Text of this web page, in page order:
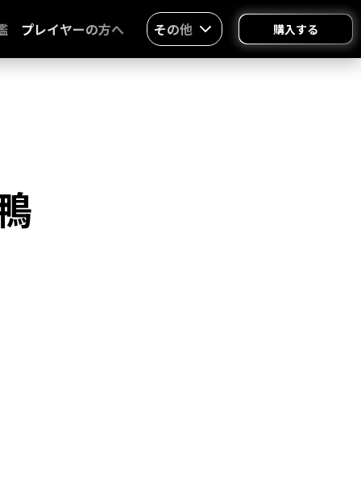
プレイヤーの方へ その他 購入する